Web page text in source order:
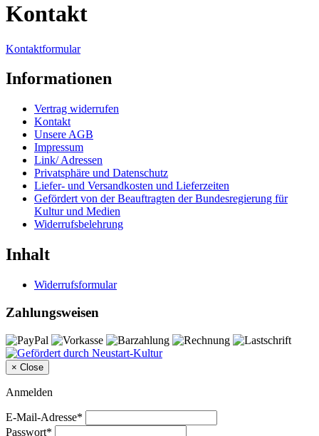
Kontakt
Kontaktformular
Informationen
Vertrag widerrufen
Kontakt
Unsere AGB
Impressum
Link/ Adressen
Privatsphäre und Datenschutz
Liefer- und Versandkosten und Lieferzeiten
Gefördert von der Beauftragten der Bundesregierung für
Kultur und Medien
Widerrufsbelehrung
Inhalt
Widerrufsformular
Zahlungsweisen
× Close
Anmelden
E-Mail-Adresse*
Passwort*